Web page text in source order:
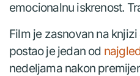
emocionalnu iskrenost.
Film je zasnovan na knjizi
postao je jedan od
nedeljama nakon